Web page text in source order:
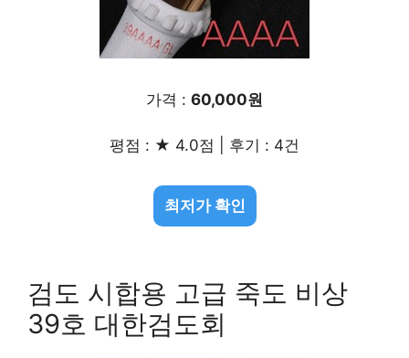
가격 : 60,000원
평점 : ★ 4.0점 | 후기 : 4건
최저가 확인
검도 시합용 고급 죽도 비상
39호 대한검도회